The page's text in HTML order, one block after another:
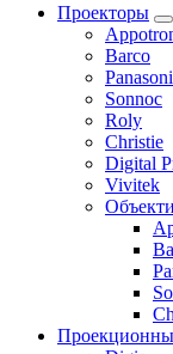
Проекторы
Barco
Sonnoc
Roly
Christie
Digital
Vivitek